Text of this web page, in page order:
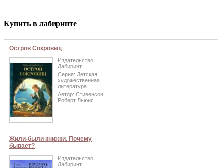
Купить в лабиринте
Остров Сокровищ
Издательство:
Лабиринт
Серия: Детская
художественная
литература
Автор: Стивенсон
Роберт Льюис
Жили-были книжки. Почему
бывает?
Издательство:
Лабиринт